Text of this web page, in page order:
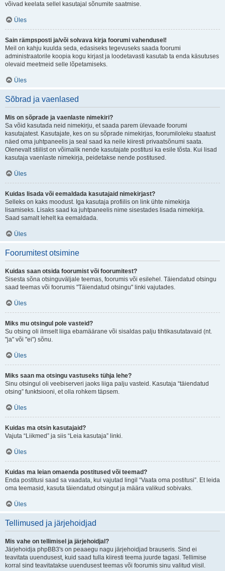
võivad keelata sellel kasutajal sõnumite saatmise.
Üles
Sain rämpsposti ja/või solvava kirja foorumi vahendusel!
Meil on kahju kuulda seda, edasiseks tegevuseks saada foorumi
administraatorile koopia kogu kirjast ja loodetavasti kasutab ta enda käsutuses
olevaid meetmeid selle lõpetamiseks.
Üles
Sõbrad ja vaenlased
Mis on sõprade ja vaenlaste nimekiri?
Sa võid kasutada neid nimekirju, et saada parem ülevaade foorumi
kasutajatest. Kasutajate, kes on su sõprade nimekirjas, foorumiloleku staatust
näed oma juhtpaneelis ja seal saad ka neile kiiresti privaatsõnumi saata.
Olenevalt stiilist on võimalik nende kasutajate postitusi ka esile tõsta. Kui lisad
kasutaja vaenlaste nimekirja, peidetakse nende postitused.
Üles
Kuidas lisada või eemaldada kasutajaid nimekirjast?
Selleks on kaks moodust. Iga kasutaja profiilis on link ühte nimekirja
lisamiseks. Lisaks saad ka juhtpaneelis nime sisestades lisada nimekirja.
Saad samalt lehelt ka eemaldada.
Üles
Foorumitest otsimine
Kuidas saan otsida foorumist või foorumitest?
Sisesta sõna otsinguväljale teemas, foorumis või esilehel. Täiendatud otsingu
saad teemas või foorumis "Täiendatud otsingu" linki vajutades.
Üles
Miks mu otsingul pole vasteid?
Su otsing oli ilmselt liiga ebamäärane või sisaldas palju tihtikasutatavaid (nt.
"ja" või "ei") sõnu.
Üles
Miks saan ma otsingu vastuseks tühja lehe?
Sinu otsingul oli veebiserveri jaoks liiga palju vasteid. Kasutaja “täiendatud
otsing” funktsiooni, et olla rohkem täpsem.
Üles
Kuidas ma otsin kasutajaid?
Vajuta “Liikmed” ja siis “Leia kasutaja” linki.
Üles
Kuidas ma leian omaenda postitused või teemad?
Enda postitusi saad sa vaadata, kui vajutad lingil “Vaata oma postitusi”. Et leida
oma teemasid, kasuta täiendatud otsingut ja määra valikud sobivaks.
Üles
Tellimused ja järjehoidjad
Mis vahe on tellimisel ja järjehoidjal?
Järjehoidja phpBB3's on peaaegu nagu järjehoidjad brauseris. Sind ei
teavitata uuendusest, kuid saad tulla kiiresti teema juurde tagasi. Tellimise
korral sind teavitatakse uuendusest teemas või foorumis sinu valitud viisil.